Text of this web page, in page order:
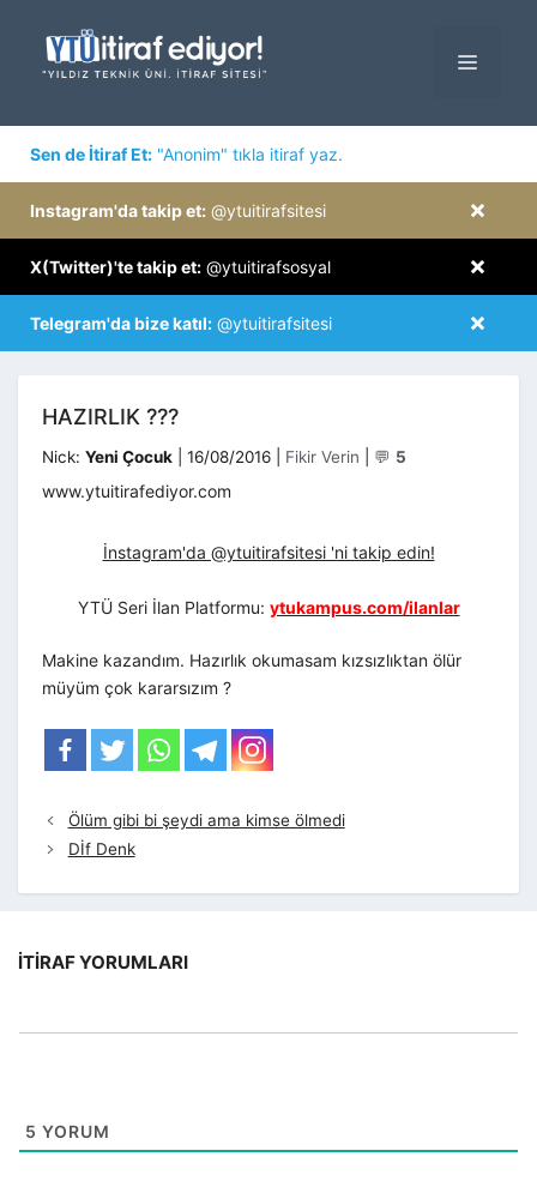
MENÜ
Sen de İtiraf Et: "Anonim" tıkla itiraf yaz.
×
Instagram'da takip et: @ytuitirafsitesi
×
X(Twitter)'te takip et: @ytuitirafsosyal
×
Telegram'da bize katıl: @ytuitirafsitesi
HAZIRLIK ???
Nick: Yeni Çocuk 16/08/2016 Kategoriler
Fikir Verin 💬 5
www.ytuitirafediyor.com
İnstagram'da @ytuitirafsitesi 'ni takip edin!
YTÜ Seri İlan Platformu: ytukampus.com/ilanlar
Makine kazandım. Hazırlık okumasam kızsızlıktan ölür
müyüm çok kararsızım ?
Ölüm gibi bi şeydi ama kimse ölmedi
Dİf Denk
İTIRAF YORUMLARI
5 YORUM